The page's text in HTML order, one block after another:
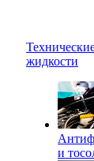
жидкости
и